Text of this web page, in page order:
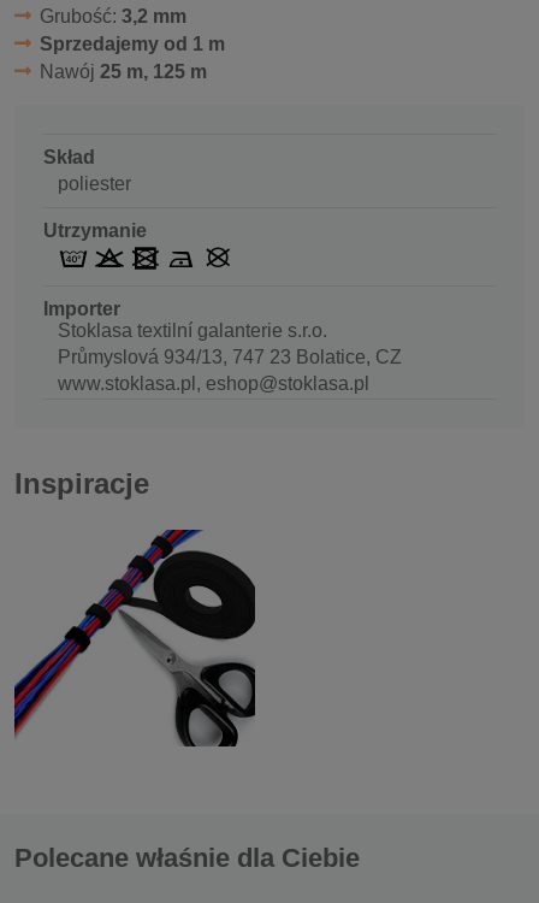
Grubość: 3,2 mm
Sprzedajemy od 1 m
Nawój 25 m, 125 m
Skład
poliester
Utrzymanie
Importer
Stoklasa textilní galanterie s.r.o.
Průmyslová 934/13, 747 23 Bolatice, CZ
www.stoklasa.pl, eshop@stoklasa.pl
Inspiracje
Polecane właśnie dla Ciebie